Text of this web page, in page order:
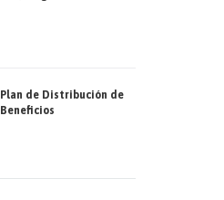
Plan de Distribución de
Beneficios